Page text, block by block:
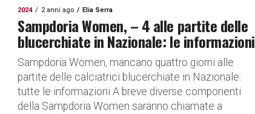
2024 2 anni ago Elia Serra
Sampdoria Women, – 4 alle partite delle
blucerchiate in Nazionale: le informazioni
Sampdoria Women, mancano quattro giorni alle
partite delle calciatrici blucerchiate in Nazionale:
tutte le informazioni A breve diverse componenti
della Sampdoria Women saranno chiamate a